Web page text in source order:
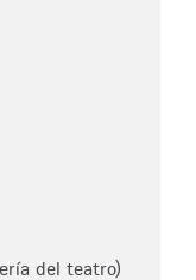
del teatro)